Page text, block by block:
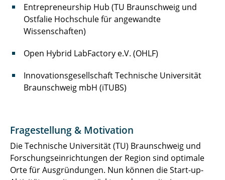
Recycling 4.0
RePASE
Strategiedialog Automobilwirtschaft in
SUE
THEWA
UrbanSmartPark
VanAssist
Entrepreneurship Hub (TU Braunschweig und
Ostfalie Hochschule für angewandte
Wissenschaften)
Open Hybrid LabFactory e.V. (OHLF)
Innovationsgesellschaft Technische Universität
Braunschweig mbH (iTUBS)
Fragestellung & Motivation
Die Technische Universität (TU) Braunschweig und
Forschungseinrichtungen der Region sind optimale
Orte für Ausgründungen. Nun können die Start-up-